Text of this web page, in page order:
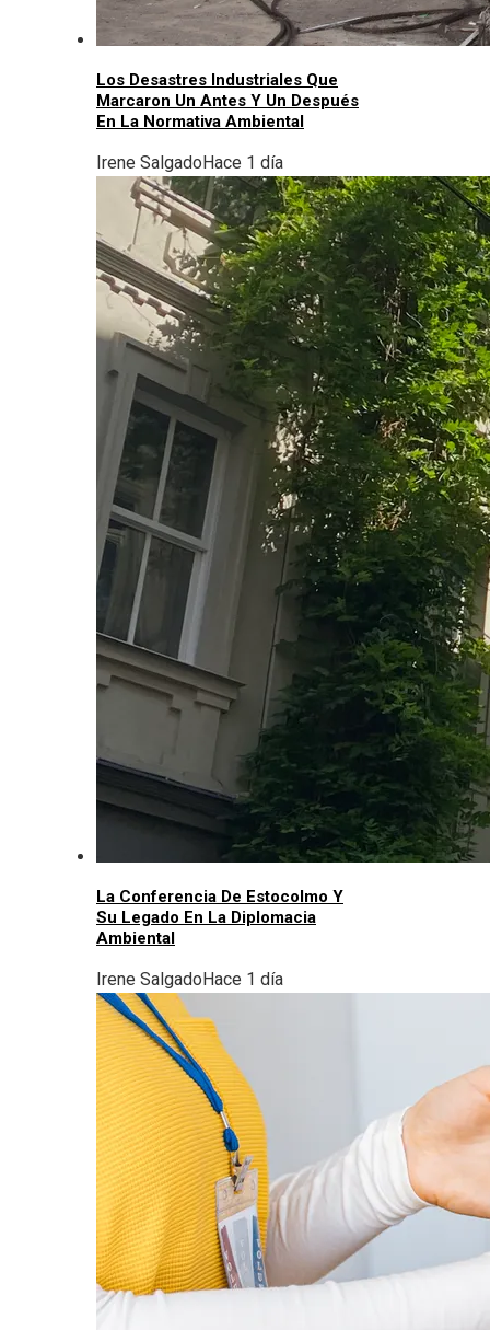
Los Desastres Industriales Que
Marcaron Un Antes Y Un Después
En La Normativa Ambiental
Irene SalgadoHace 1 día
La Conferencia De Estocolmo Y
Su Legado En La Diplomacia
Ambiental
Irene SalgadoHace 1 día